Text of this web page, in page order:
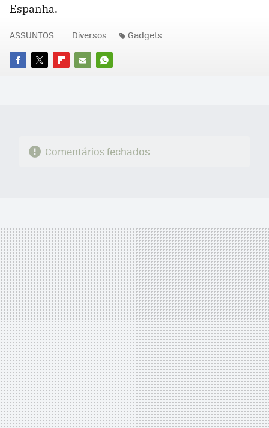
Espanha.
FACEBOOK
TWITTERFLIPBOARD
E-
WHATSAPP
ASSUNTOS Diversos Gadgets
Comentários fechados